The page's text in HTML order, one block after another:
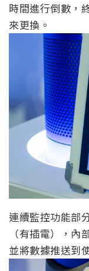
時間進行倒數，
來更換。
連續監控功能部
（有插電），內
並將數據推送到